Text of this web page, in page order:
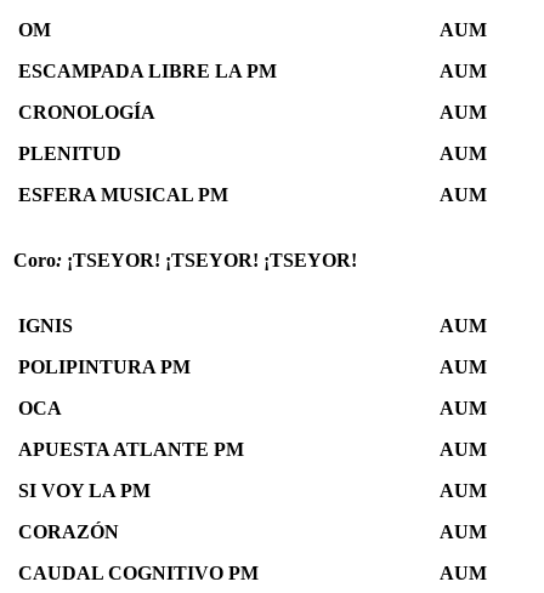
OM
ESCAMPADA LIBRE LA PM
CRONOLOGÍA
PLENITUD
ESFERA MUSICAL PM
AUM
AUM
AUM
AUM
AUM
Coro: ¡TSEYOR! ¡TSEYOR! ¡TSEYOR!
IGNIS
POLIPINTURA PM
OCA
APUESTA ATLANTE PM
SI VOY LA PM
CORAZÓN
CAUDAL COGNITIVO PM
AUM
AUM
AUM
AUM
AUM
AUM
AUM